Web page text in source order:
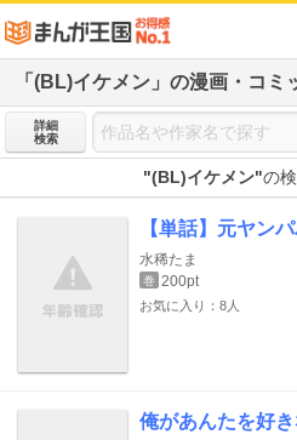
「(BL)イケメン」の漫画・コミ
詳細
検索
"(BL)イケメン"の
【単話】元ヤン
水稀たま
巻 200pt
お気に入り：8人
俺があんたを好き